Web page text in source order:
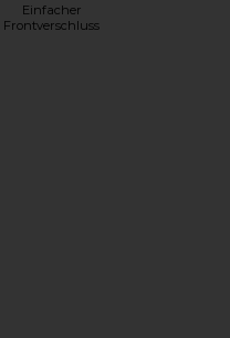
Einfacher
Frontverschluss